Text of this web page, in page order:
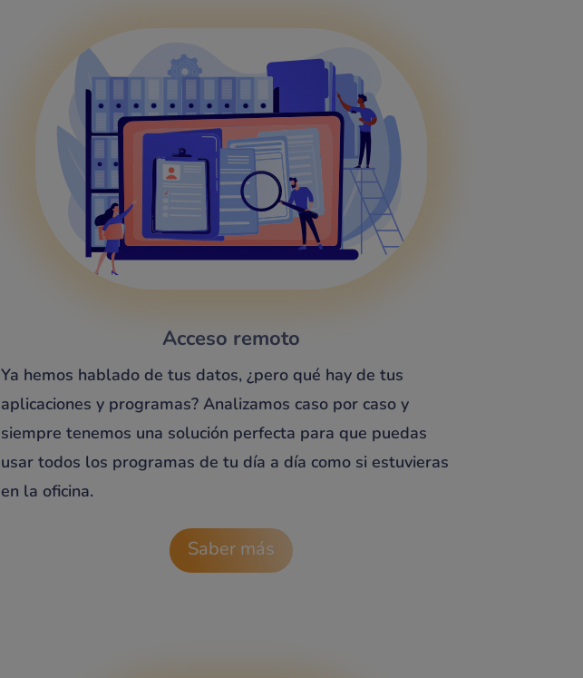
Acceso remoto
Ya hemos hablado de tus datos, ¿pero qué hay de tus
aplicaciones y programas? Analizamos caso por caso y
siempre tenemos una solución perfecta para que puedas
usar todos los programas de tu día a día como si estuvieras
en la oficina.
Saber más